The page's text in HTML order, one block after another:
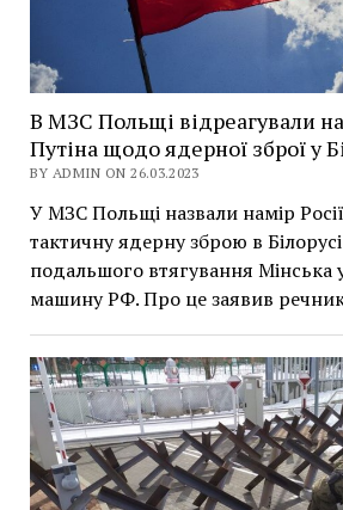
В МЗС Польщі відреагували
Путіна щодо ядерної зброї у
BY ADMIN ON 26.03.2023
У МЗС Польщі назвали намір
тактичну ядерну зброю в
подальшого втягування Мінська
машину РФ. Про це заявив